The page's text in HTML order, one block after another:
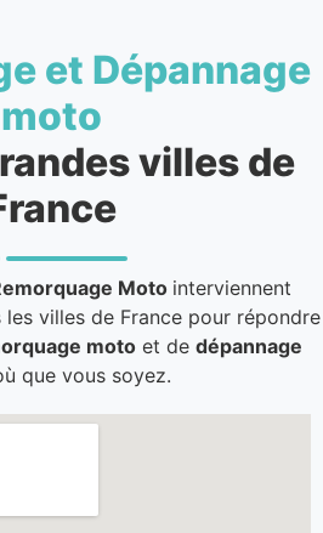
et Dépannage
moto
villes de
Moto interviennent
villes de France pour répondre
motoet de dépannage
que vous soyez.